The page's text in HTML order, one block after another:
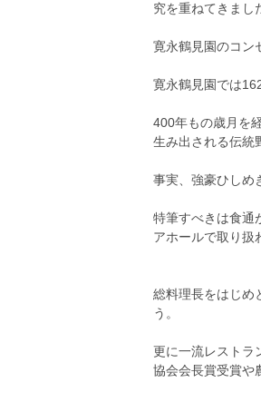
究を重ねてきまし
寛永鶴見園のコン
寛永鶴見園では
400年もの歳月を
生み出される伝統
事実、強豪ひしめ
特筆すべきは食通
アホールで取り扱
総料理長をはじめ
う。
更に一流レストラ
協会会長賞受賞や